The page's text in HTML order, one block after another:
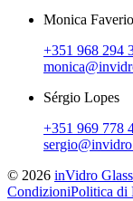
Monica Faverio
+351 968 294
Sérgio Lopes
+351 969 778
© 2026 inVidro
CondizioniPolitica di